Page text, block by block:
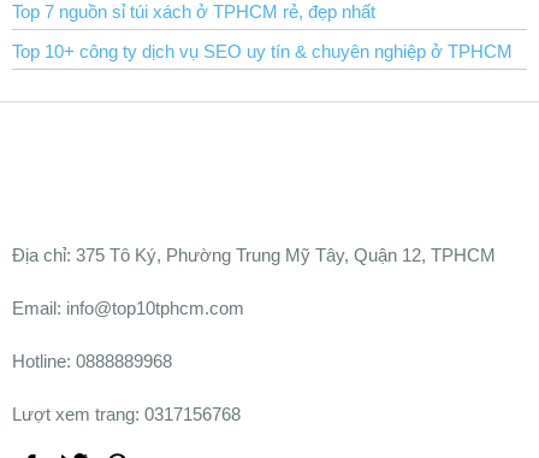
Top 7 nguồn sỉ túi xách ở TPHCM rẻ, đẹp nhất
Top 10+ công ty dịch vụ SEO uy tín & chuyên nghiệp ở TPHCM
Ðịa chỉ: 375 Tô Ký, Phường Trung Mỹ Tây, Quận 12, TPHCM
Email: info@top10tphcm.com
Hotline: 0888889968
Lượt xem trang: 0317156768